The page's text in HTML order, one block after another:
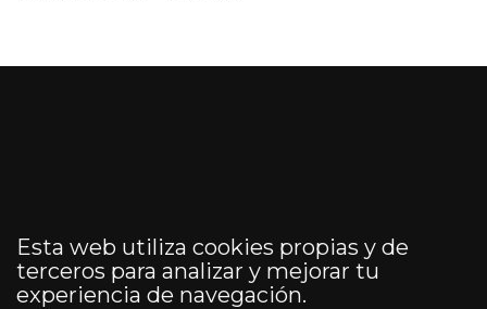
Esta web utiliza cookies propias y de
terceros para analizar y mejorar tu
experiencia de navegación.